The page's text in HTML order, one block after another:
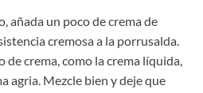
añada un poco de crema de
cremosa a la porrusalda.
crema, como la crema líquida,
agria. Mezcle bien y deje que